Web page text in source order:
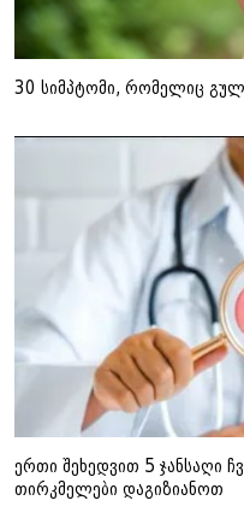
30 სიმპტომი, რომელიც
ერთი შეხედვით 5 ჯანსაღი
თირკმელები დაგიზიანოთ